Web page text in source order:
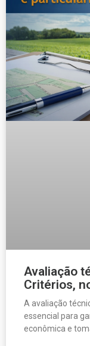
Avaliação
Critérios,
A avaliação
essencial para
econômica e